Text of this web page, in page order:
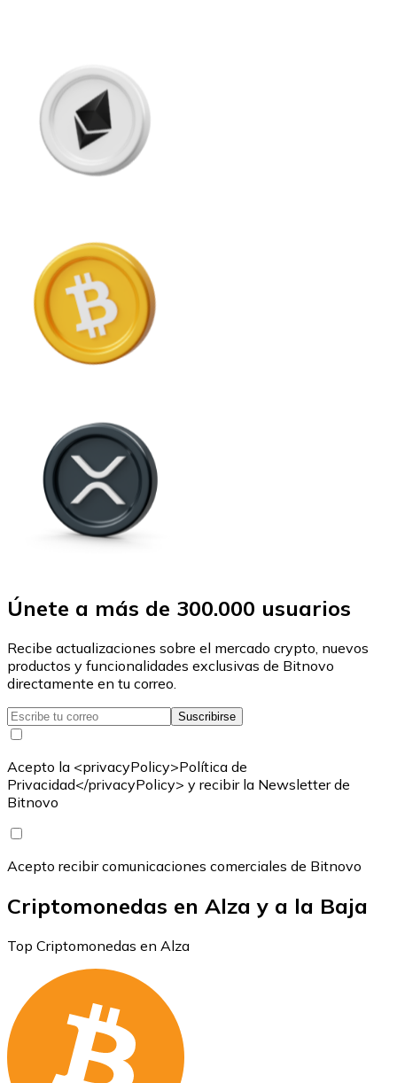
Únete a más de 300.000 usuarios
Recibe actualizaciones sobre el mercado crypto, nuevos
productos y funcionalidades exclusivas de Bitnovo
directamente en tu correo.
Suscribirse
Acepto la <privacyPolicy>Política de
Privacidad</privacyPolicy> y recibir la Newsletter de
Bitnovo
Acepto recibir comunicaciones comerciales de Bitnovo
Criptomonedas en Alza y a la Baja
Top Criptomonedas en Alza